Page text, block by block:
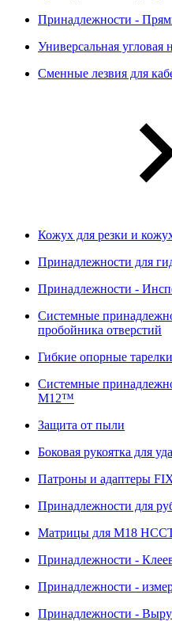
Принадлежности -
Универсальная угловая
Сменные лезвия для
Кожух для резки и
Принадлежности для
Принадлежности -
Системные
пробойника отверстий
Гибкие опорные тарелки
Системные
M12™
Защита от пыли
Боковая рукоятка для
Патроны и адаптеры
Принадлежности для
Матрицы для M18
Принадлежности -
Принадлежности -
Принадлежности -